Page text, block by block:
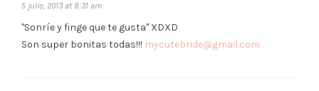
5 julio, 2013 at 8:31 am
"Sonríe y finge que te gusta" XDXD
Son super bonitas todas!!! mycutebride@gmail.com